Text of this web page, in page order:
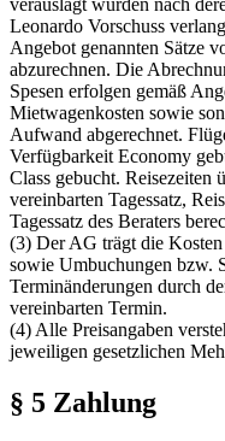
verauslagt wurden nach
Leonardo Vorschuss
Angebot genannten Sätze
abzurechnen. Die
Spesen erfolgen gemäß
Mietwagenkosten sowie
Aufwand abgerechnet.
Verfügbarkeit Economy
Class gebucht. Reisezeiten
vereinbarten Tagessatz,
Tagessatz des Beraters
(3) Der AG trägt die
sowie Umbuchungen bzw.
Terminänderungen durch
vereinbarten Termin.
(4) Alle Preisangaben
jeweiligen gesetzlichen
§ 5 Zahlung